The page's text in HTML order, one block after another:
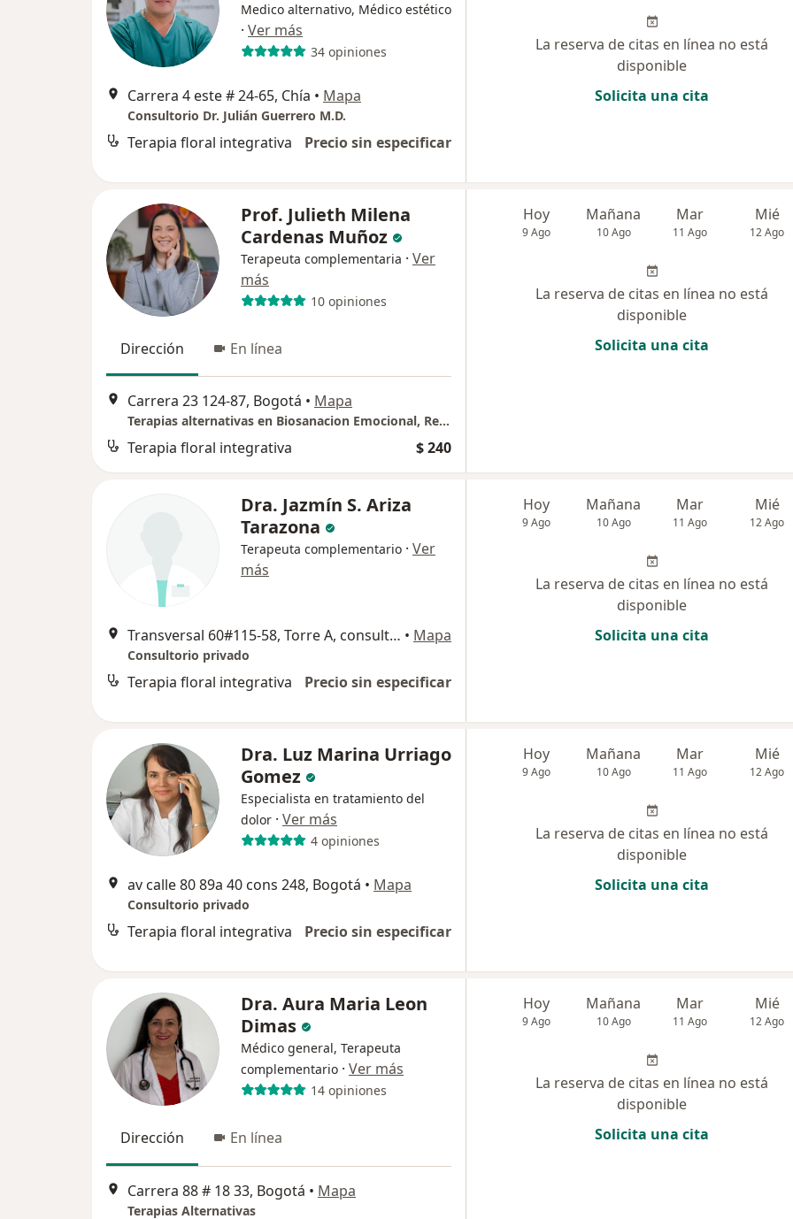
Medico alternativo, Médico estético
· Ver más
34 opiniones
Carrera 4 este # 24-65, Chía • Mapa
Consultorio Dr. Julián Guerrero M.D.
Terapia floral integrativa Precio sin especificar
La reserva de citas en línea no está
disponible
Solicita una cita
Prof. Julieth Milena
Cardenas Muñoz
Terapeuta complementaria · Ver
más
10 opiniones
Dirección En línea
Carrera 23 124-87, Bogotá • Mapa
Terapias alternativas en Biosanacion Emocional, Reiki Angelical, Radiestesia
Terapia floral integrativa $ 240
Hoy
9 Ago
Mañana
10 Ago
Mar
11 Ago
Mié
12 Ago
La reserva de citas en línea no está
disponible
Solicita una cita
Dra. Jazmín S. Ariza
Tarazona
Terapeuta complementario · Ver
más
Transversal 60#115-58, Torre A, consultorio 201, Suba • Mapa
Consultorio privado
Terapia floral integrativa Precio sin especificar
Hoy
9 Ago
Mañana
10 Ago
Mar
11 Ago
Mié
12 Ago
La reserva de citas en línea no está
disponible
Solicita una cita
Dra. Luz Marina Urriago
Gomez
Especialista en tratamiento del
dolor · Ver más
4 opiniones
av calle 80 89a 40 cons 248, Bogotá • Mapa
Consultorio privado
Terapia floral integrativa Precio sin especificar
Hoy
9 Ago
Mañana
10 Ago
Mar
11 Ago
Mié
12 Ago
La reserva de citas en línea no está
disponible
Solicita una cita
Dra. Aura Maria Leon
Dimas
Médico general, Terapeuta
complementario · Ver más
14 opiniones
Dirección En línea
Carrera 88 # 18 33, Bogotá • Mapa
Terapias Alternativas
Hoy
9 Ago
Mañana
10 Ago
Mar
11 Ago
Mié
12 Ago
La reserva de citas en línea no está
disponible
Solicita una cita